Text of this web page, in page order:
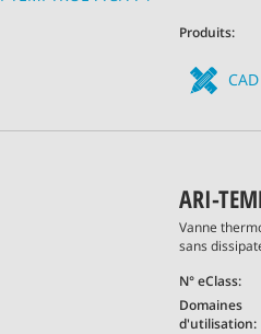
Produits:
CAD
ARI-
Vanne
sans
N° eClass:
Domaines
d'utilisation: